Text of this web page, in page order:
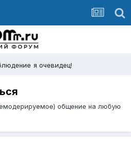
я очевидец!
общение на любую